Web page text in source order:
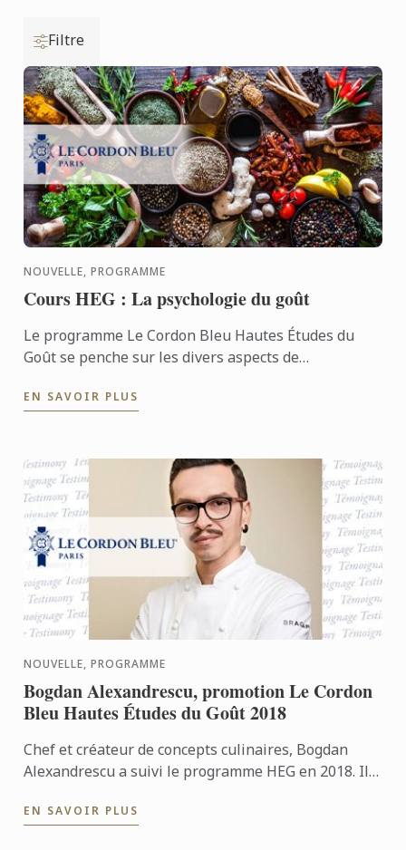
Filtre
NOUVELLE, PROGRAMME
Cours HEG : La psychologie du goût
Le programme Le Cordon Bleu Hautes Études du
Goût se penche sur les divers aspects de
programme unique, dont ...
EN SAVOIR PLUS
NOUVELLE, PROGRAMME
Bogdan Alexandrescu, promotion Le Cordon
Bleu Hautes Études du Goût 2018
Chef et créateur de concepts culinaires, Bogdan
Alexandrescu a suivi le programme HEG en 2018. Il
EN SAVOIR PLUS